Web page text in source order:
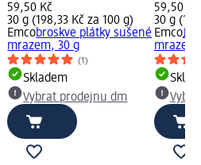
59,50 Kč
30 g (198,33 Kč za 100 g)
Emcobroskve plátky sušené
mrazem, 30 g
(1)
Skladem
Vybrat prodejnu dm
59,50 Kč
30 g
Emco